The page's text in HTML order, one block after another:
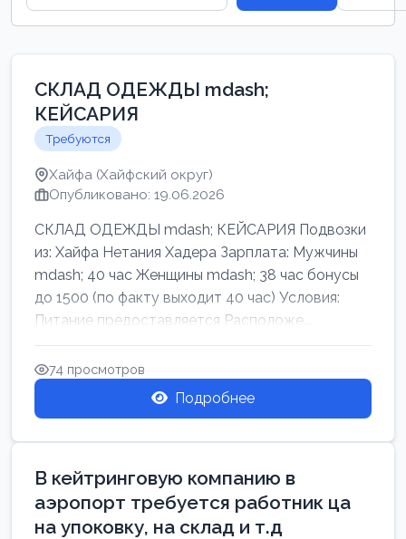
СКЛАД ОДЕЖДЫ mdash;
КЕЙСАРИЯ
Требуются
Хайфа (Хайфский округ)
Опубликовано: 19.06.2026
СКЛАД ОДЕЖДЫ mdash; КЕЙСАРИЯ Подвозки
из: Хайфа Нетания Хадера Зарплата: Мужчины
mdash; 40 час Женщины mdash; 38 час бонусы
до 1500 (по факту выходит 40 час) Условия:
Питание предоставляется Расположе...
74 просмотров
Подробнее
В кейтринговую компанию в
аэропорт требуется работник ца
на упоковку, на склад и т.д